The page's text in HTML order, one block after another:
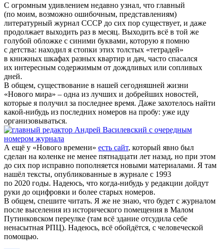
С огромным удивлением недавно узнал, что главный
(по моим, возможно ошибочным, представлениям)
литературный журнал СССР до сих пор существует, и даже
продолжает выходить раз в месяц. Выходить всё в той же
голубой обложке с синими буквами, которую я помню
с детства: находил я стопки этих толстых «тетрадей»
в книжных шкафах разных квартир и дач, часто спасался
их интересным содержимым от дождливых или сопливых
дней.
В общем, существование в нашей сегодняшней жизни
«Нового мира» – одна из лучших и добрейших новостей,
которые я получил за последнее время. Даже захотелось найти
какой-нибудь из последних номеров на пробу: уже иду
организовываться.
А ещё у «Нового времени» есть сайт, который явно был
сделан на коленке не менее пятнадцати лет назад, но при этом
до сих пор исправно пополняется новыми материалами. Я там
нашёл тексты, опубликованные в журнале с 1993
по 2020 годы. Надеюсь, что когда-нибудь у редакции дойдут
руки до оцифровки и более старых номеров.
В общем, спешите читать. Я же не знаю, что будет с журналом
после выселения из исторического помещения в Малом
Путинковском переулке (там всё здание отсудила себе
ненасытная РПЦ). Надеюсь, всё обойдётся, с человеческой
помощью.